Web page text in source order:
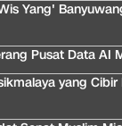
Yang'
Pusat Data AI
yang Cibir